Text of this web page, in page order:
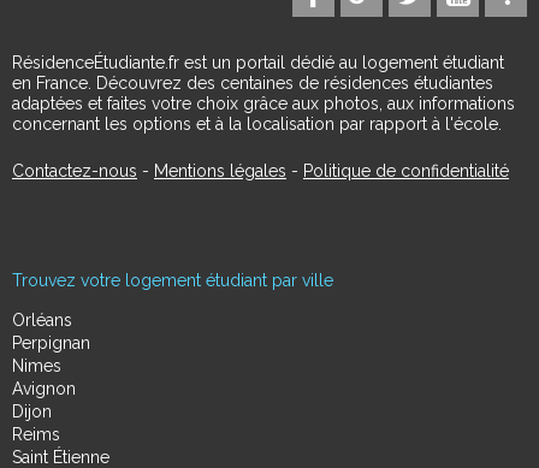
RésidenceÉtudiante.fr est un portail dédié au logement étudiant
en France. Découvrez des centaines de résidences étudiantes
adaptées et faites votre choix grâce aux photos, aux informations
concernant les options et à la localisation par rapport à l'école.
Contactez-nous - Mentions légales - Politique de confidentialité
Trouvez votre logement étudiant par ville
Orléans
Perpignan
Nimes
Avignon
Dijon
Reims
Saint Étienne